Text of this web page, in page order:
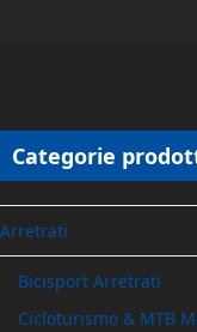
Categorie
Arretrati
Bicisport Arretrati
Cicloturismo & MTB